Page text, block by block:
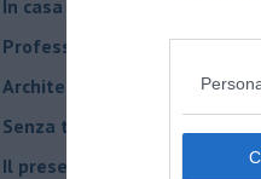
​In casa ho una macchina del
Professione: reporter
Architettura che abbaglia
​Senza tasche, un po’ come me
​Il presepe di San Martino